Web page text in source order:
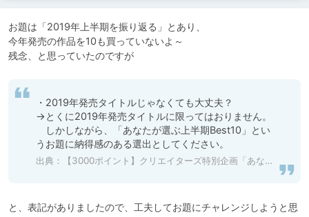
お題は「2019年上半期を振り返る」とあり、
今年発売の作品を10も買っていないよ～
残念、と思っていたのですが
・2019年発売タイトルじゃなくても大丈夫？
→とくに2019年発売タイトルに限ってはおりません。
しかしながら、「あなたが選ぶ上半期Best10」とい
うお題に納得感のある選出としてください。
出典： 【3000ポイント】クリエイターズ特別企画「あなたが選ぶ上半期Best10」【夏の特別企画】 - DLチャンネル みんなで作る二次元情報サイト！
と、表記がありましたので、工夫してお題にチャレンジしようと思